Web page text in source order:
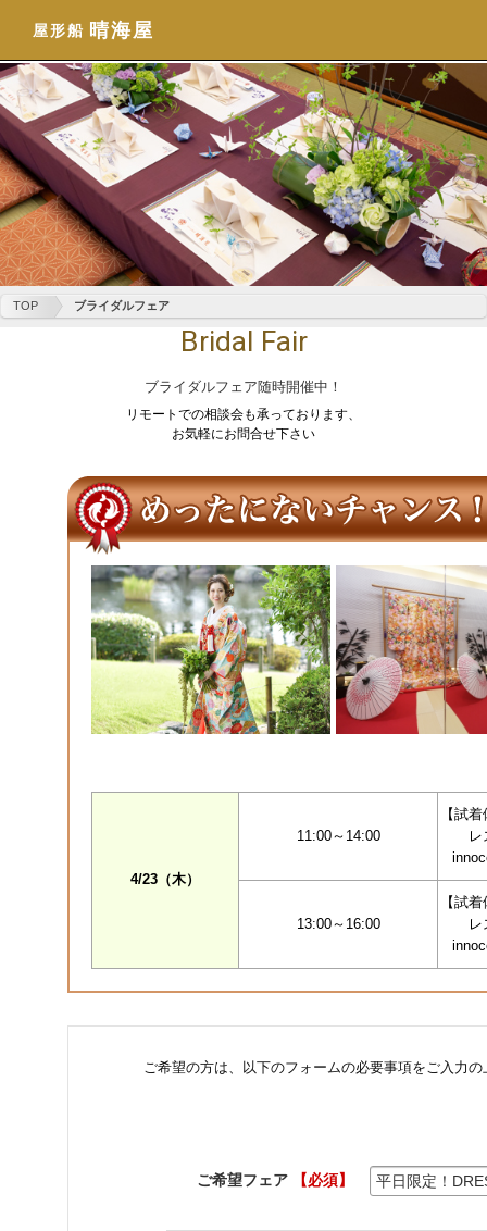
屋形船 晴海屋
TOP ブライダルフェア
Bridal Fair
ブライダルフェア随時開催中！
リモートでの相談会も承っております、
お気軽にお問合せ下さい
4/23（木）
11:00～14:00
【試
13:00～16:00
【試